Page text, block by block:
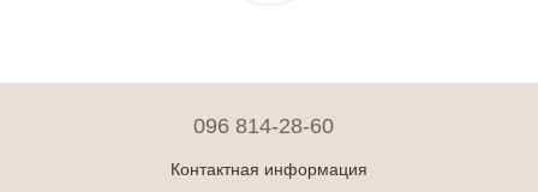
096 814-28-60
Контактная информация